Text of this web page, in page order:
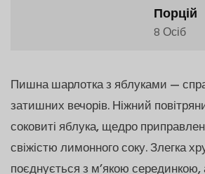
Порцій
8 Осіб
Пишна шарлотка з яблуками —
затишних вечорів. Ніжний
соковиті яблука, щедро
свіжістю лимонного соку. Злегка
поєднується з м’якою